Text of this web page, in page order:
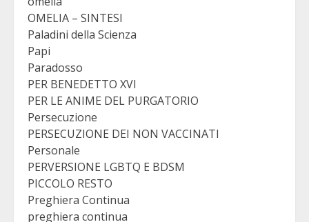
OMELIA – SINTESI
Paladini della Scienza
Papi
Paradosso
PER BENEDETTO XVI
PER LE ANIME DEL PURGATORIO
Persecuzione
PERSECUZIONE DEI NON VACCINATI
Personale
PERVERSIONE LGBTQ E BDSM
PICCOLO RESTO
Preghiera Continua
preghiera continua